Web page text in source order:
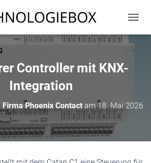
A
V
I
O
N
Controller mit KNX-
Integration
Firma Phoenix Contactam 18. Mai 2026